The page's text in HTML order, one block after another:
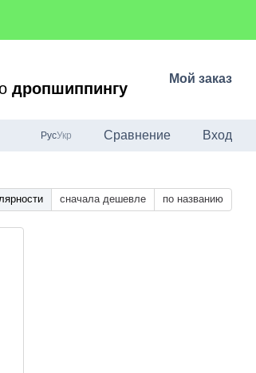
дропшиппингу
Мой заказ
РусУкр Сравнение Вход
сначала дешевле по названию